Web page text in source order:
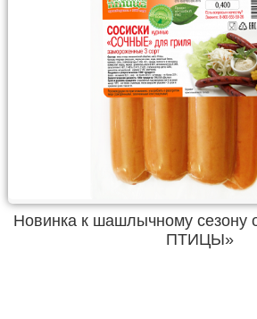
Новинка к шашлычному
ПТИЦЫ»